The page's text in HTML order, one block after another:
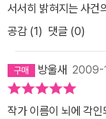
서서히 밝혀지는 사건
공감 (1) 댓글 (0)
방울새 2009-
작가 이름이 뇌에 각인